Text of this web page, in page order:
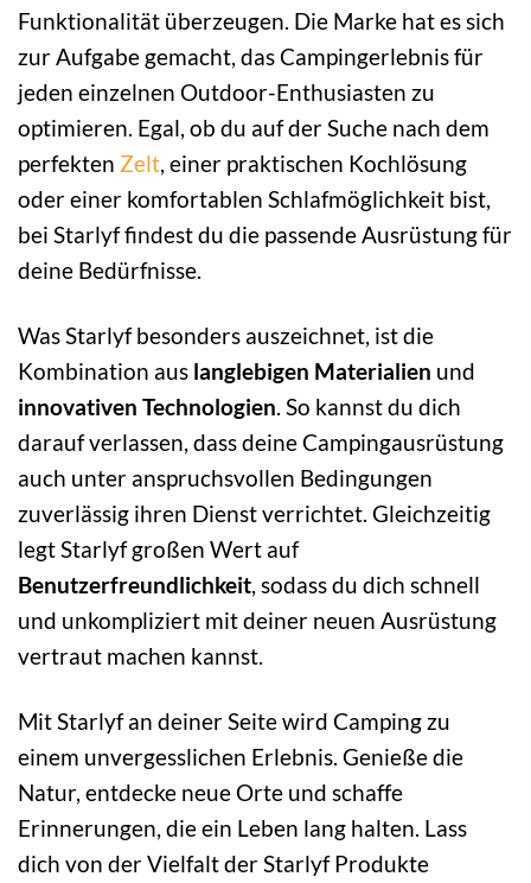
Funktionalität überzeugen. Die Marke hat es sich
zur Aufgabe gemacht, das Campingerlebnis für
jeden einzelnen Outdoor-Enthusiasten zu
optimieren. Egal, ob du auf der Suche nach dem
perfekten Zelt, einer praktischen Kochlösung
oder einer komfortablen Schlafmöglichkeit bist,
bei Starlyf findest du die passende Ausrüstung für
deine Bedürfnisse.
Was Starlyf besonders auszeichnet, ist die
Kombination aus langlebigen Materialien und
innovativen Technologien. So kannst du dich
darauf verlassen, dass deine Campingausrüstung
auch unter anspruchsvollen Bedingungen
zuverlässig ihren Dienst verrichtet. Gleichzeitig
legt Starlyf großen Wert auf
Benutzerfreundlichkeit, sodass du dich schnell
und unkompliziert mit deiner neuen Ausrüstung
vertraut machen kannst.
Mit Starlyf an deiner Seite wird Camping zu
einem unvergesslichen Erlebnis. Genieße die
Natur, entdecke neue Orte und schaffe
Erinnerungen, die ein Leben lang halten. Lass
dich von der Vielfalt der Starlyf Produkte